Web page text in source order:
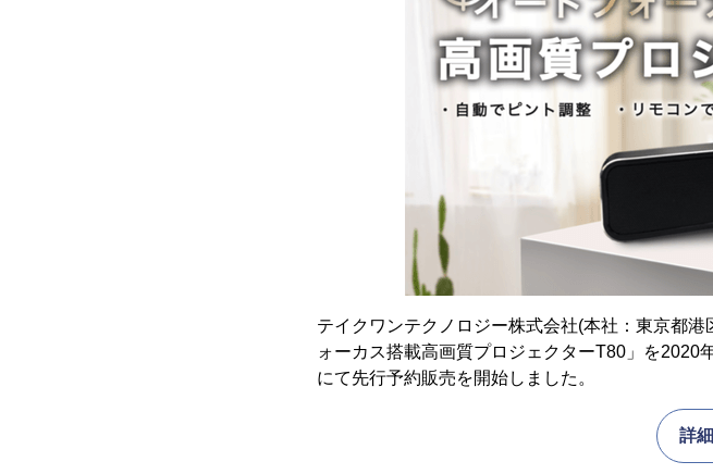
テイクワンテクノロジー株式会社(本社：東京都
ォーカス搭載高画質プロジェクターT80」を
にて先行予約販売を開始しました。
詳